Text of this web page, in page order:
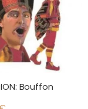
Bouffon